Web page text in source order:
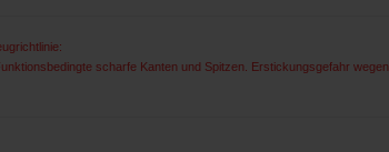
scharfe Kanten und Spitzen. Erstickungsgefahr wegen